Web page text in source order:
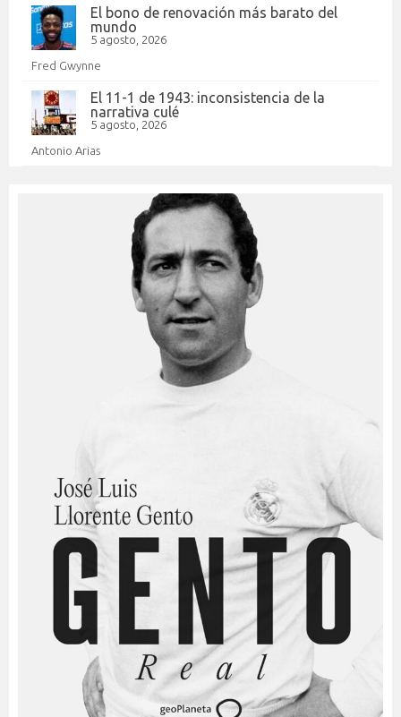
El bono de renovación más barato del
mundo
5 agosto, 2026
Fred Gwynne
El 11-1 de 1943: inconsistencia de la
narrativa culé
5 agosto, 2026
Antonio Arias